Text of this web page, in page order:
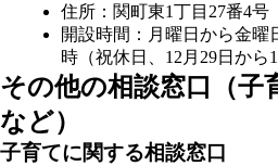
住所：関町東1丁目27番4号
開設時間：月曜日から金曜
時（祝休日、12月29日から1
その他の相談窓口（子
など）
子育てに関する相談窓口